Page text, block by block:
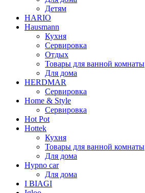
Детям
HARIO
Hausmann
Кухня
Сервировка
Отдых
Товары для ванной комнаты
Для дома
HERDMAR
Сервировка
Home & Style
Сервировка
Hot Pot
Hottek
Кухня
Товары для ванной комнаты
Для дома
Hypno car
Для дома
I BIAGI